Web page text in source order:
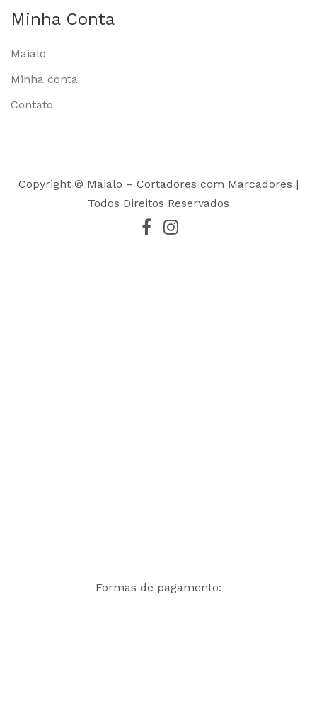
Minha Conta
Maialo
Minha conta
Contato
Copyright © Maialo – Cortadores com Marcadores |
Todos Direitos Reservados
Formas de pagamento: